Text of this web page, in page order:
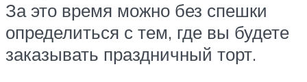
За это время можно без спешки
определиться с тем, где вы будете
заказывать праздничный торт.